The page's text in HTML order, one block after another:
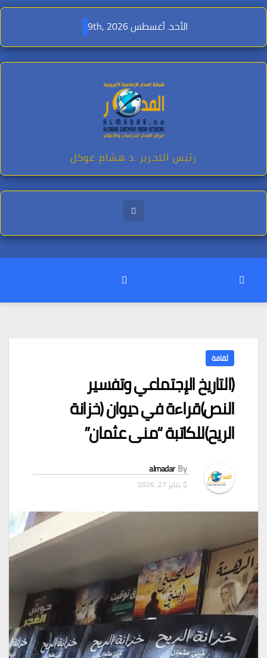
Skip
content
الأحد. أغسطس 9th, 2026
رئيس التحرير .د هشام عوكل
ثقافة
(التاريخ الإجتماعي وتفسير
النص)قراءة في ديوان (خزانة
الريح)للكاتبة “منى عثمان”
By
almadar
يناير 27, 2026